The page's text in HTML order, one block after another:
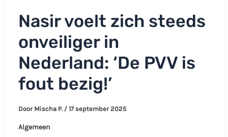
Nasir voelt zich steeds
onveiliger in
Nederland: ‘De PVV is
fout bezig!’
Door Mischa P. / 17 september 2025
Algemeen